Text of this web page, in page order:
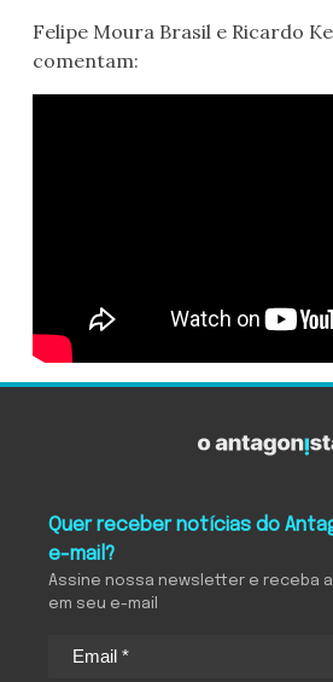
Felipe Moura Brasil e Ricardo
comentam:
Quer receber notícias do
e-mail?
Assine nossa newsletter e receba
em seu e-mail